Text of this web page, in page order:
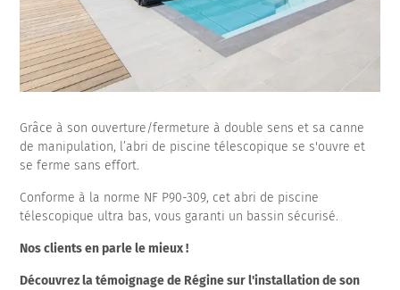
Grâce à son ouverture/fermeture à double sens et sa canne
de manipulation, l’abri de piscine télescopique se s'ouvre et
se ferme sans effort.
Conforme à la norme NF P90-309, cet abri de piscine
télescopique ultra bas, vous garanti un bassin sécurisé.
Nos clients en parle le mieux !
Découvrez la témoignage de Régine sur l'installation de son